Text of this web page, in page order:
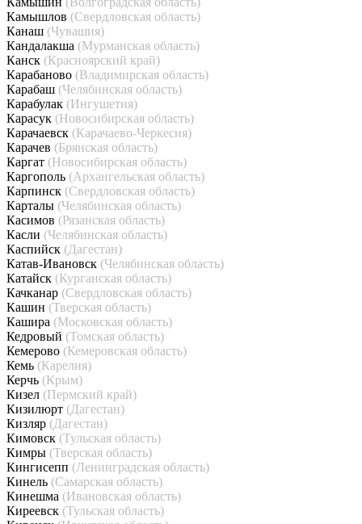
Камышлов (Свердловская область)
Канаш (Чувашия)
Кандалакша (Мурманская область)
Канск (Красноярский край)
Карабаново (Владимирская область)
Карабаш (Челябинская область)
Карабулак (Ингушетия)
Карасук (Новосибирская область)
Карачаевск (Карачаево-Черкесия)
Карачев (Брянская область)
Каргат (Новосибирская область)
Каргополь (Архангельская область)
Карпинск (Свердловская область)
Карталы (Челябинская область)
Касимов (Рязанская область)
Касли (Челябинская область)
Каспийск (Дагестан)
Катав-Ивановск (Челябинская область)
Катайск (Курганская область)
Качканар (Свердловская область)
Кашин (Тверская область)
Кашира (Московская область)
Кедровый (Томская область)
Кемерово (Кемеровская область)
Кемь (Карелия)
Керчь (Крым)
Кизел (Пермский край)
Кизилюрт (Дагестан)
Кизляр (Дагестан)
Кимовск (Тульская область)
Кимры (Тверская область)
Кингисепп (Ленинградская область)
Кинель (Самарская область)
Кинешма (Ивановская область)
Киреевск (Тульская область)